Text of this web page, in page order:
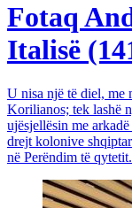
Fotaq
Italisë
U nisa një të diel, me
Korilianos; tek lashë
ujësjellësin me
drejt kolonive
në Perëndim të